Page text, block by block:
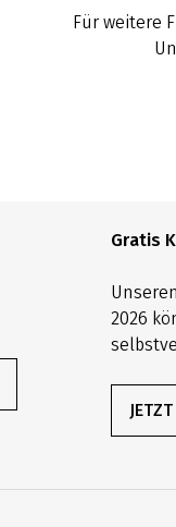
Für weitere
Gratis
2026